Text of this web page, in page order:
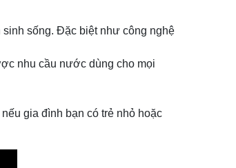
sống. Đặc biệt như công nghệ
nhu cầu nước dùng cho mọi
gia đình bạn có trẻ nhỏ hoặc